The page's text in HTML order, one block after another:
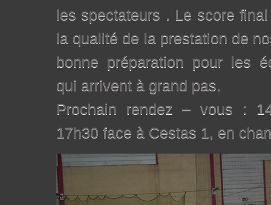
les spectateurs . Le score
la qualité de la prestation de
bonne préparation pour les
qui arrivent à grand pas.
Prochain rendez – vous :
17h30 face à Cestas 1, en